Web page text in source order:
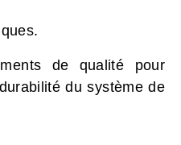
de qualité pour
du système de